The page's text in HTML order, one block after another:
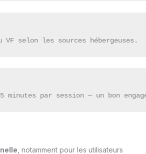
VF selon les sources hébergeuses.
par session — un bon
, notamment pour les utilisateurs